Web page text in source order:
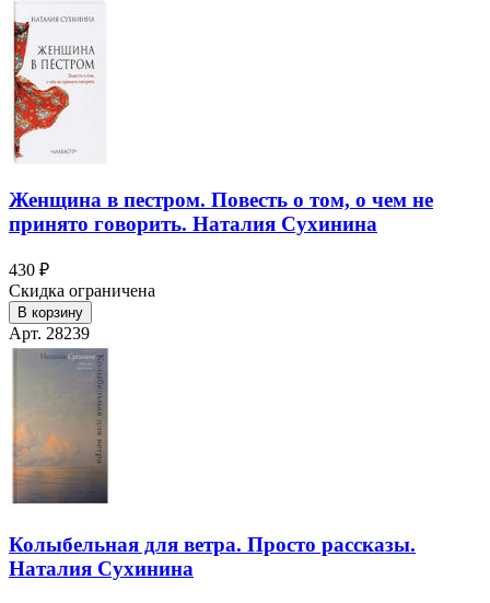
Женщина в пестром. Повесть о том, о чем не
принято говорить. Наталия Сухинина
430 ₽
Скидка ограничена
В корзину
Арт. 28239
Колыбельная для ветра. Просто рассказы.
Наталия Сухинина